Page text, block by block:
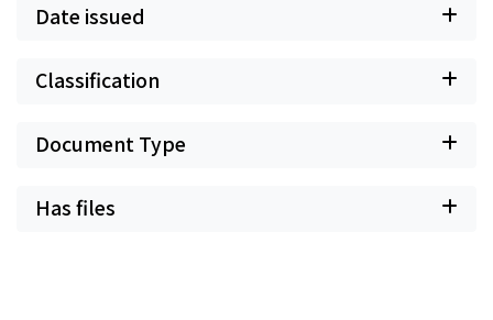
Date issued
Classification
Document Type
Has files